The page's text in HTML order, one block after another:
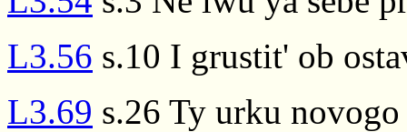
L3.56 s.10 I grustit' ob
L3.69 s.26 Ty urku novogo